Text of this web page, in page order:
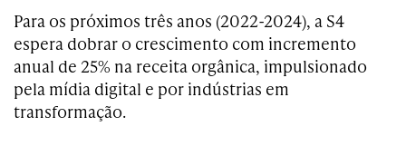
Para os próximos três anos (2022-2024), a S4
espera dobrar o crescimento com incremento
anual de 25% na receita orgânica, impulsionado
pela mídia digital e por indústrias em
transformação.